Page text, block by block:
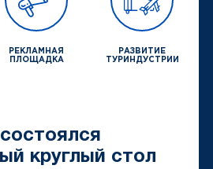
РЕКЛАМНАЯ
ПЛОЩАДКА
РАЗВИТИЕ
ТУРИНДУСТРИИ
круглый стол